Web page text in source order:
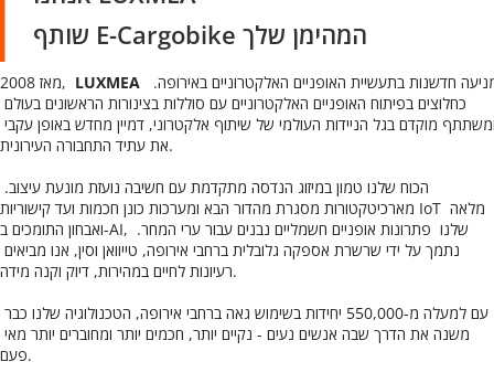
שותף E-Cargobike המהימן שלך
מאז 2008, LUXMEA
את עתיד התחבורה העירונית.
מארכיטקטורות מסגרת מהדור הבא ומערכות כונן חכמות ועד קישוריות IoT מלאה
ואבחון התומכים ב-AI, שלנו
רעיונות לחיים במהירות, דיוק וקנה מידה.
פעם.